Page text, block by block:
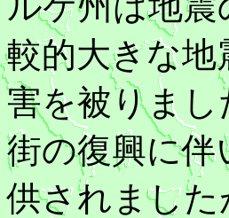
較的大きな地
害を被りまし
街の復興に
供されまし